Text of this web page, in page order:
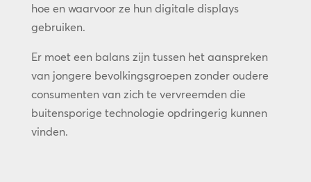
hoe en waarvoor ze hun digitale displays
gebruiken.
Er moet een balans zijn tussen het aanspreken
van jongere bevolkingsgroepen zonder oudere
consumenten van zich te vervreemden die
buitensporige technologie opdringerig kunnen
vinden.